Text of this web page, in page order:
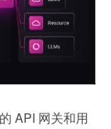
API 网关和用